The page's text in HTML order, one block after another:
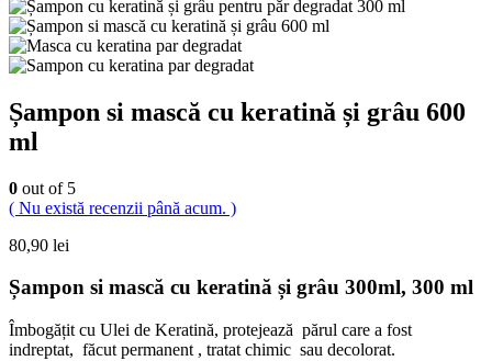
Șampon si mască cu keratină și grâu 600
ml
0 out of 5
( Nu există recenzii până acum. )
80,90 lei
Șampon si mască cu keratină și grâu 300ml, 300 ml
Îmbogățit cu Ulei de Keratină, protejează părul care a fost
indreptat, făcut permanent , tratat chimic sau decolorat.